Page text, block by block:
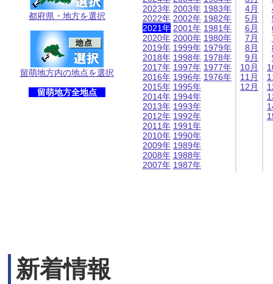
都府県・地方を選択
留萌地方内の地点を選択
留萌地方全地点
2023年
2022年
2021年
2020年
2019年
2018年
2017年
2016年
2015年
2014年
2013年
2012年
2011年
2010年
2009年
2008年
2007年
2003年
2002年
2001年
2000年
1999年
1998年
1997年
1996年
1995年
1994年
1993年
1992年
1991年
1990年
1989年
1988年
1987年
1983年
1982年
1981年
1980年
1979年
1978年
1977年
1976年
4月
5月
6月
7月
8月
9月
10月
11月
12月
新着情報